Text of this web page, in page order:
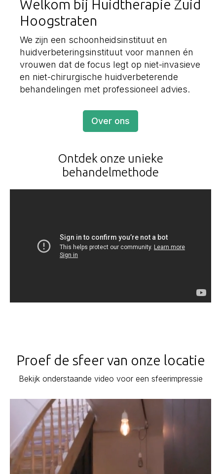
Welkom bij Huidtherapie Zuid
Hoogstraten
We zijn een schoonheidsinstituut en
huidverbeteringsinstituut voor mannen én
vrouwen dat de focus legt op niet-invasieve
en niet-chirurgische huidverbeterende
behandelingen met professioneel advies.
Over ons
Ontdek onze unieke
behandelmethode
Proef de sfeer van onze locatie
Bekijk onderstaande video voor een sfeerimpressie